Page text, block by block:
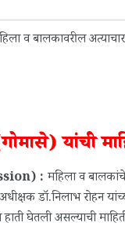
यांची
:महिला व बालकांचे
डॉ.निलाभ रोहन
घेतली असल्याची